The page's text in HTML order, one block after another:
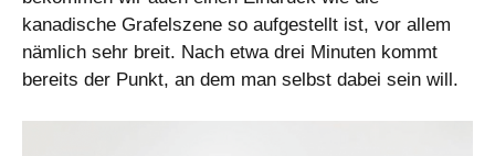
kanadische Grafelszene so aufgestellt ist, vor allem
nämlich sehr breit. Nach etwa drei Minuten kommt
bereits der Punkt, an dem man selbst dabei sein will.